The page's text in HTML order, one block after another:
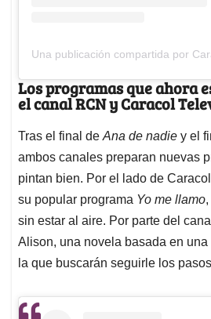
Una publicación compartida por
Los programas que ahora
el canal RCN y Caracol
Tras el final de Ana de nadie y el
ambos canales preparan nuevas
pintan bien. Por el lado de
su popular programa Yo me llamo
sin estar al aire. Por parte del
Alison, una novela basada en
la que buscarán seguirle los